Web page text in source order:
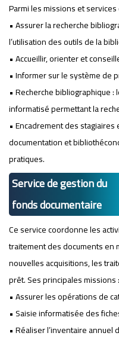
Parmi les missions et
• Assurer la recherche
l’utilisation des outils de la
• Accueillir, orienter et
• Informer sur le système de
• Recherche bibliographique
informatisé permettant la
• Encadrement des
documentation et
pratiques.
Service de gestion du
fonds documentaire
Ce service coordonne les
traitement des documents en
nouvelles acquisitions, les
prêt. Ses principales missions :
• Assurer les opérations de
• Saisie informatisée des
• Réaliser l’inventaire